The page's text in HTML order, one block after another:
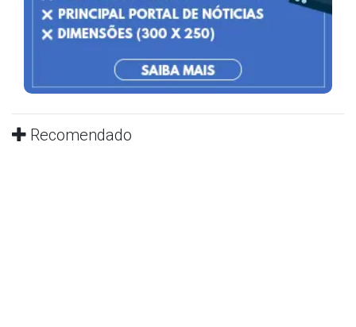
Recomendado